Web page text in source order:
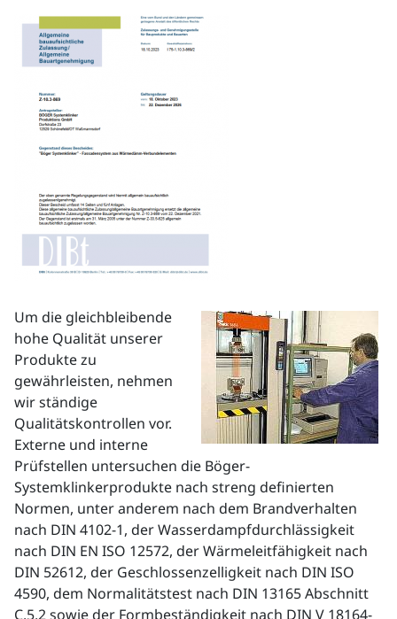
Um die gleichbleibende
hohe Qualität unserer
Produkte zu
gewährleisten, nehmen
wir ständige
Qualitätskontrollen vor.
Externe und interne
Prüfstellen untersuchen die Böger-
Systemklinkerprodukte nach streng definierten
Normen, unter anderem nach dem Brandverhalten
nach DIN 4102-1, der Wasserdampfdurchlässigkeit
nach DIN EN ISO 12572, der Wärmeleitfähigkeit nach
DIN 52612, der Geschlossenzelligkeit nach DIN ISO
4590, dem Normalitätstest nach DIN 13165 Abschnitt
C.5.2 sowie der Formbeständigkeit nach DIN V 18164-